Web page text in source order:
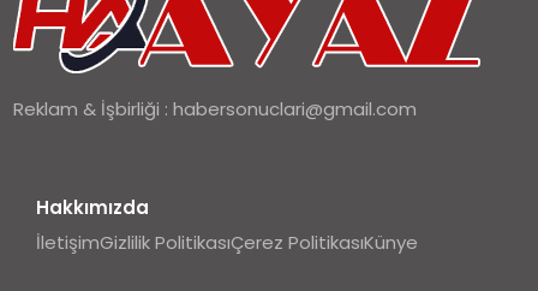
Reklam & İşbirliği :habersonuclari@gmail.com
Hakkımızda
İletişimGizlilik PolitikasıÇerez PolitikasıKünye